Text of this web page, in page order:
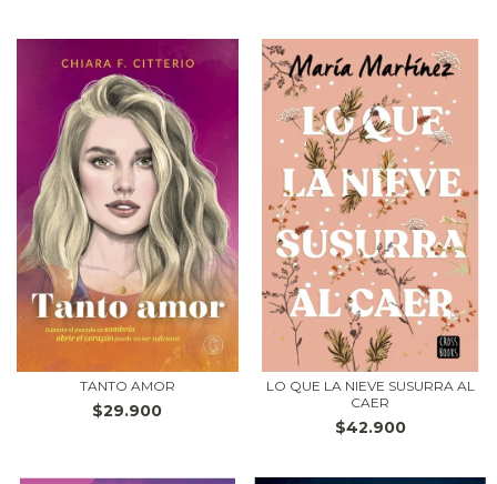
TANTO AMOR
$29.900
LO QUE LA NIEVE SUSURRA AL
CAER
$42.900